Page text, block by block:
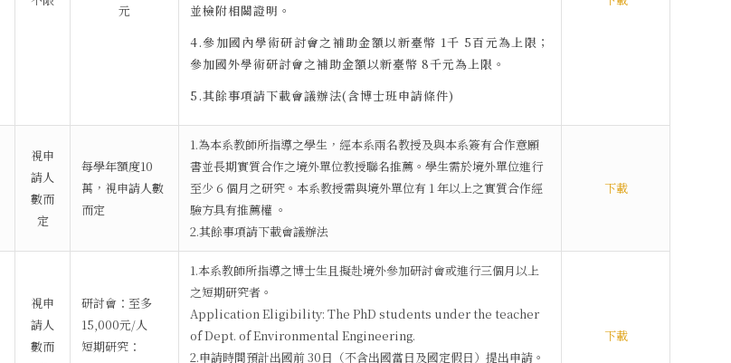
元
並檢附相關證明。
4.參加國內學術研討會之補助金額以新臺幣 1千 5百元為上限；
參加國外學術研討會之補助金額以新臺幣 8千元為上限。
5.其餘事項請下載會議辦法(含博士班申請條件)
視申
請人
數而
定
每學年額度10
萬，視申請人數
而定
1.為本系教師所指導之學生，經本系兩名教授及與本系簽有合作意願
書並長期實質合作之境外單位教授聯名推薦。學生需於境外單位進行
至少 6 個月之研究。本系教授需與境外單位有 1 年以上之實質合作經
驗方具有推薦權 。
2.其餘事項請下載會議辦法
下載
視申
請人
數而
研討會：至多
15,000元/人
短期研究：
1.本系教師所指導之博士生且擬赴境外參加研討會或進行三個月以上
之短期研究者。
Application Eligibility: The PhD students under the teacher
of Dept. of Environmental Engineering.
2.申請時間預計出國前 30日（不含出國當日及國定假日）提出申請。
下載